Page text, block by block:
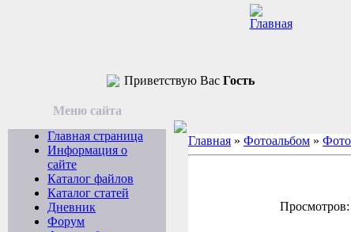
Приветствую Вас Гость
Меню сайта
Главная страница
Информация о
сайте
Каталог файлов
Каталог статей
Дневник
Форум
Главная » Фотоальбом »